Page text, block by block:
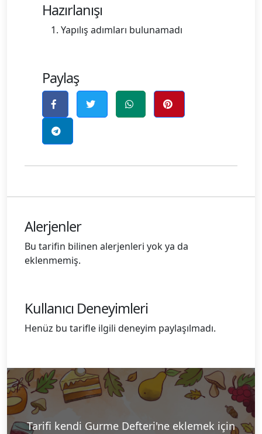
Hazırlanışı
Yapılış adımları bulunamadı
Paylaş
Alerjenler
Bu tarifin bilinen alerjenleri yok ya da
eklenmemiş.
Kullanıcı Deneyimleri
Henüz bu tarifle ilgili deneyim paylaşılmadı.
Tarifi kendi Gurme Defteri'ne eklemek için